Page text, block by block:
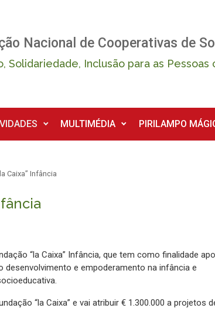
Nacional de Cooperativas de
Solidariedade, Inclusão para as
MULTIMÉDIA PIRILAMPO
Caixa” Infância
“la Caixa” Infância, que tem como finalidade
e empoderamento na infância e
“la Caixa” e vai atribuir € 1.300.000 a projetos